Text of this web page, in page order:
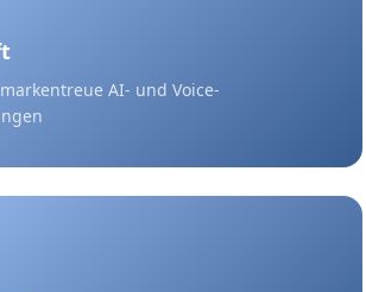
AI- und Voice-